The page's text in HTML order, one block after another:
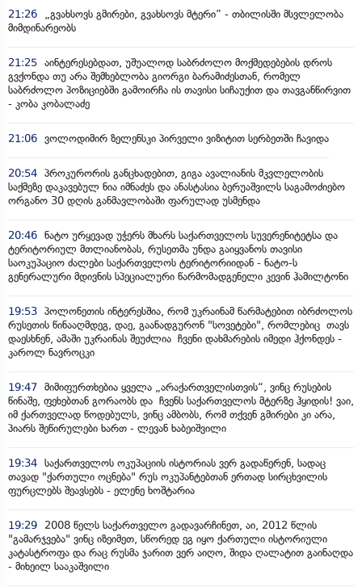
21:26
„გვახსოვს გმირები, გვახსოვს მტერი” - თბილისში მსვლელობა
მიმდინარეობს
21:25 აინტერესებდათ, უშუალოდ საბრძოლო მოქმედებების დროს
გვქონდა თუ არა შემხებლობა გიორგი ბარამიძესთან, რომელ
საბრძოლო პოზიციებში გამოირჩა ის თავისი სიჩაუქით და თავგანწირვით
- კობა კობალაძე
21:06 ვოლოდიმირ ზელენსკი პირველი ვიზიტით სერბეთში ჩავიდა
20:54 პროკურორის განცხადებით, გიგა ავალიანის მკვლელობის
საქმეზე დაკავებულ ნია იმნაძეს და ანასტასია ბერუაშვილს საგამოძიებო
ორგანო 30 დღის განმავლობაში ფარულად უსმენდა
20:46 ნატო ურყევად უჭერს მხარს საქართველოს სუვერენიტეტსა და
ტერიტორიულ მთლიანობას, რუსეთმა უნდა გაიყვანოს თავისი
საოკუპაციო ძალები საქართველოს ტერიტორიიდან - ნატო-ს
გენერალური მდივნის სპეციალური წარმომადგენელი კევინ ჰამილტონი
19:53 პოლონეთის ინტერესშია, რომ უკრაინამ წარმატებით იბრძოლოს
რუსეთის წინააღმდეგ, დაე, გაანადგურონ "სოვეტები", რომლებიც თავს
დაესხნენ, ამაში უკრაინას შეუძლია ჩვენი დახმარების იმედი ჰქონდეს -
კაროლ ნავროცკი
19:47 მიმიფურთხებია ყველა „არაქართველისთვის“, ვინც რუსების
წინაშე, ფეხებთან გორაობს და ჩვენს საქართველოს მტერზე ჰყიდის! ვაი,
იმ ქართველად წოდებულს, ვინც ამბობს, რომ თქვენ გმირები კი არა,
პიარს შეწირულები ხართ - ლევან ხაბეიშვილი
19:34 საქართველოს ოკუპაციის ისტორიას ვერ გადაწერენ, სადაც
თავად "ქართული ოცნება" რუს ოკუპანტებთან ერთად სირცხვილის
ფურცლებს შეავსებს - ელენე ხოშტარია
19:29
2008 წელს საქართველო გადავარჩინეთ, აი, 2012 წლის
"გამარჯვება" ვინც იზეიმეთ, სწორედ ეგ იყო ქართული ისტორიული
კატასტროფა და რაც რუსმა ჯარით ვერ აიღო, შიდა ღალატით გაინაღდა
- მიხეილ სააკაშვილი